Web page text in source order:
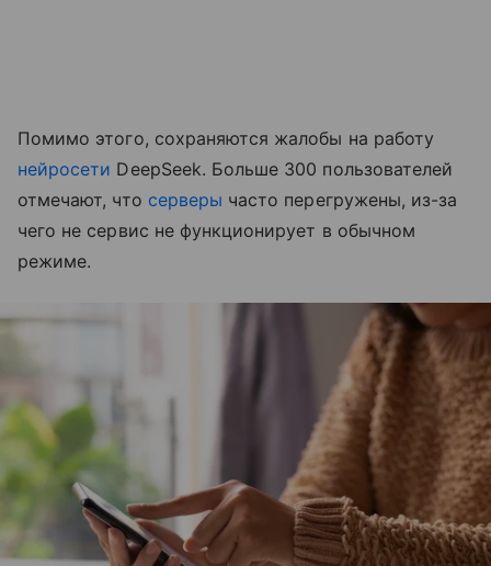
Помимо этого, сохраняются жалобы на работу
нейросети DeepSeek. Больше 300 пользователей
отмечают, что серверы часто перегружены, из-за
чего не сервис не функционирует в обычном
режиме.